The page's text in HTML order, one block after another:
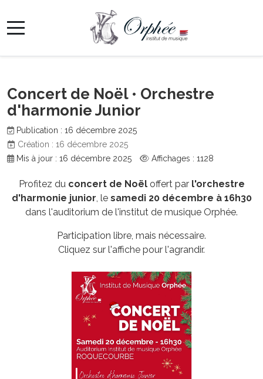
Concert de Noël • Orchestre
d'harmonie Junior
Publication : 16 décembre 2025
Création : 16 décembre 2025
Mis à jour : 16 décembre 2025
Affichages : 1128
Profitez du concert de Noëloffert par l'orchestre
d'harmonie junior, le samedi 20 décembre à 16h30
dans l'auditorium de l'institut de musique Orphée.
Participation libre, mais nécessaire.
Cliquez sur l'affiche pour l'agrandir.